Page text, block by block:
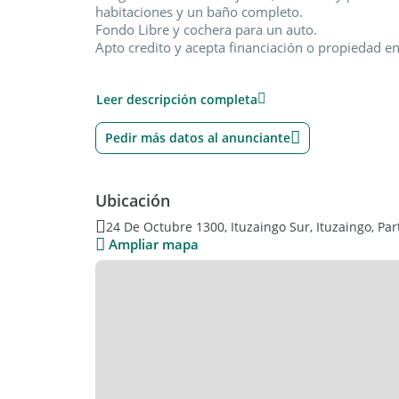
habitaciones y un baño completo.
Fondo Libre y cochera para un auto.
Apto credito y acepta financiación o propiedad
Brindamos un servicio completo para conseguir
siempre al mejor precio. Un compromiso que
Inversiones inmobiliarias
Project&Brokers . Poseemos una larga
los clientes más exigentes. Y así asegurar las
rentabilidad en cada operación.
Tasación de viviendas
Leer descripción completa
Pedir más datos al anunciante
Ubicación
24 De Octubre 1300, Ituzaingo Sur, Ituzaingo,
Ampliar mapa